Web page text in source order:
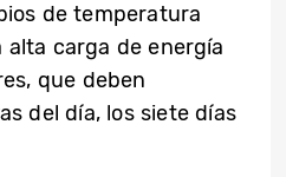
de temperatura
carga de energía
que deben
del día, los siete días